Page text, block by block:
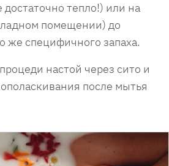
тепло!) или на
помещении) до
же специфичного запаха.
настой через сито и
после мытья